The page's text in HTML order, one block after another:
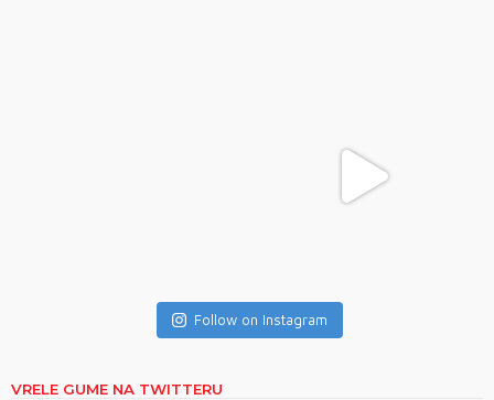
Follow on Instagram
VRELE GUME NA TWITTERU